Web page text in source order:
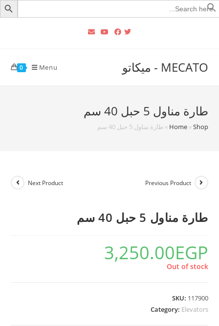
Search
for:
MECATO - ميكاتو 0 Menu
طارة مناول 5 حبل 40 سم
Home»Shop
» طارة مناول 5 حبل 40 سم
Previous Product
Next Product
طارة مناول 5 حبل 40 سم
3,250.00EGP
Out of stock
SKU: 117900
Category: Elevators